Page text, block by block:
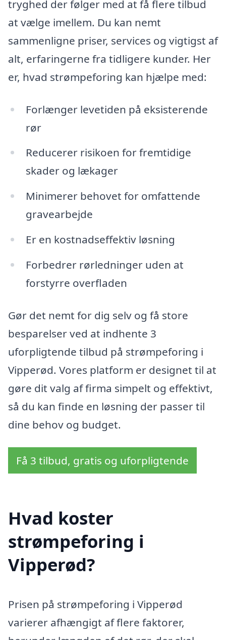
tryghed der følger med at få flere tilbud
at vælge imellem. Du kan nemt
sammenligne priser, services og vigtigst af
alt, erfaringerne fra tidligere kunder. Her
er, hvad strømpeforing kan hjælpe med:
Forlænger levetiden på eksisterende
rør
Reducerer risikoen for fremtidige
skader og lækager
Minimerer behovet for omfattende
gravearbejde
Er en kostnadseffektiv løsning
Forbedrer rørledninger uden at
forstyrre overfladen
Gør det nemt for dig selv og få store
besparelser ved at indhente 3
uforpligtende tilbud på strømpeforing i
Vipperød. Vores platform er designet til at
gøre dit valg af firma simpelt og effektivt,
så du kan finde en løsning der passer til
dine behov og budget.
Få 3 tilbud, gratis og uforpligtende
Hvad koster
strømpeforing i
Vipperød?
Prisen på strømpeforing i Vipperød
varierer afhængigt af flere faktorer,